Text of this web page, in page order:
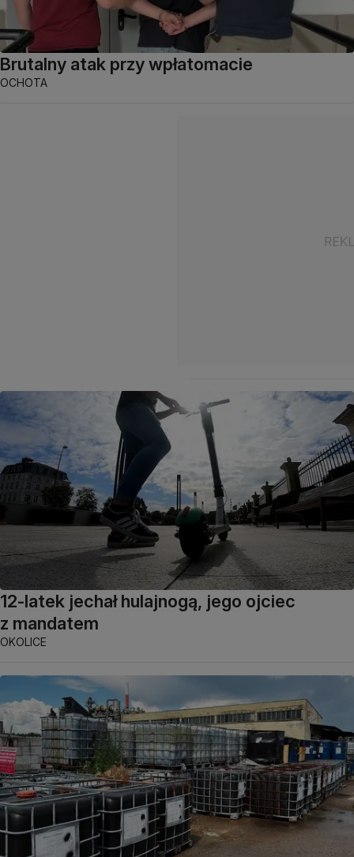
Brutalny atak przy wpłatomacie
OCHOTA
12-latek jechał hulajnogą, jego ojciec
z mandatem
OKOLICE